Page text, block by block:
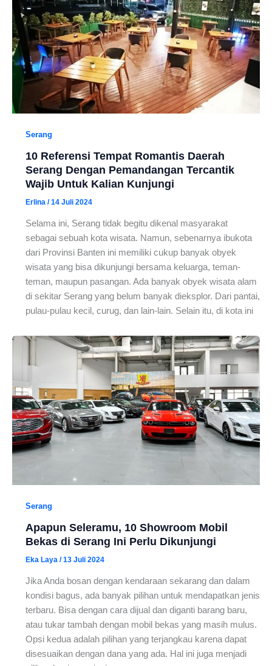
Serang
10 Referensi Tempat Romantis Daerah
Serang Dengan Pemandangan Tercantik
Wajib Untuk Kalian Kunjungi
Erlina /14 Juli 2024
Selama ini, Serang tidak begitu dikenal masyarakat
sebagai sebuah kota wisata. Namun, sebenarnya ibukota
dari Provinsi Banten ini memiliki cukup banyak obyek
wisata yang bisa dikunjungi bersama keluarga, teman-
teman, maupun pasangan. Ada banyak obyek wisata alam
di sekitar Serang yang belum banyak dieksplor. Dari pantai,
pulau-pulau kecil, curug, dan lain-lain. Selain itu, di kota ini
Serang
Apapun Seleramu, 10 Showroom Mobil
Bekas di Serang Ini Perlu Dikunjungi
Eka Laya /13 Juli 2024
Jika Anda bosan dengan kendaraan sekarang dan dalam
kondisi bagus, ada banyak pilihan untuk mendapatkan jenis
terbaru. Bisa dengan cara dijual dan diganti barang baru,
atau tukar tambah dengan mobil bekas yang masih mulus.
Opsi kedua adalah pilihan yang terjangkau karena dapat
disesuaikan dengan dana yang ada. Hal ini juga menjadi